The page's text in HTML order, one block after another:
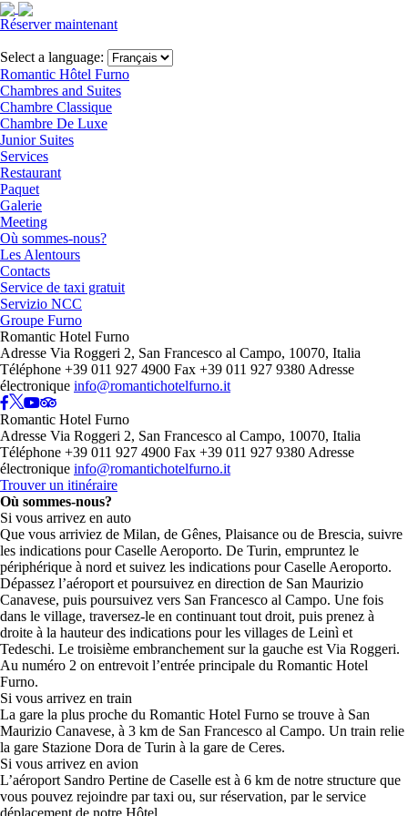
Réserver maintenant
menu
Select a language:
Romantic Hôtel Furno
Chambres and Suites
Chambre Classique
Chambre De Luxe
Junior Suites
Services
Restaurant
Paquet
Galerie
Meeting
Où sommes-nous?
Les Alentours
Contacts
Service de taxi gratuit
Servizio NCC
Groupe Furno
Romantic Hotel Furno
Adresse Via Roggeri 2, San Francesco al Campo, 10070, Italia
Téléphone +39 011 927 4900 Fax +39 011 927 9380 Adresse
électronique info@romantichotelfurno.it
Romantic Hotel Furno
Adresse Via Roggeri 2, San Francesco al Campo, 10070, Italia
Téléphone +39 011 927 4900 Fax +39 011 927 9380 Adresse
électronique info@romantichotelfurno.it
Trouver un itinéraire
Où sommes-nous?
Si vous arrivez en auto
Que vous arriviez de Milan, de Gênes, Plaisance ou de Brescia, suivre
les indications pour Caselle Aeroporto. De Turin, empruntez le
périphérique à nord et suivez les indications pour Caselle Aeroporto.
Dépassez l’aéroport et poursuivez en direction de San Maurizio
Canavese, puis poursuivez vers San Francesco al Campo. Une fois
dans le village, traversez-le en continuant tout droit, puis prenez à
droite à la hauteur des indications pour les villages de Leinì et
Tedeschi. Le troisième embranchement sur la gauche est Via Roggeri.
Au numéro 2 on entrevoit l’entrée principale du Romantic Hotel
Furno.
Si vous arrivez en train
La gare la plus proche du Romantic Hotel Furno se trouve à San
Maurizio Canavese, à 3 km de San Francesco al Campo. Un train relie
la gare Stazione Dora de Turin à la gare de Ceres.
Si vous arrivez en avion
L’aéroport Sandro Pertine de Caselle est à 6 km de notre structure que
vous pouvez rejoindre par taxi ou, sur réservation, par le service